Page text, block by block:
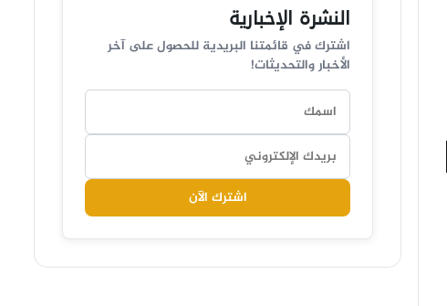
النشرة الإخبارية
اشترك في قائمتنا البريدية للحصول على آخر
الأخبار والتحديثات!
اشترك الآن